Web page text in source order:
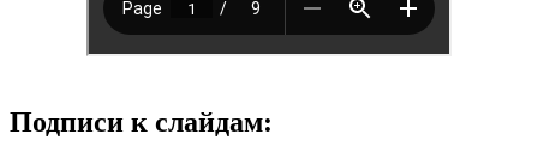
Подписи к слайдам: